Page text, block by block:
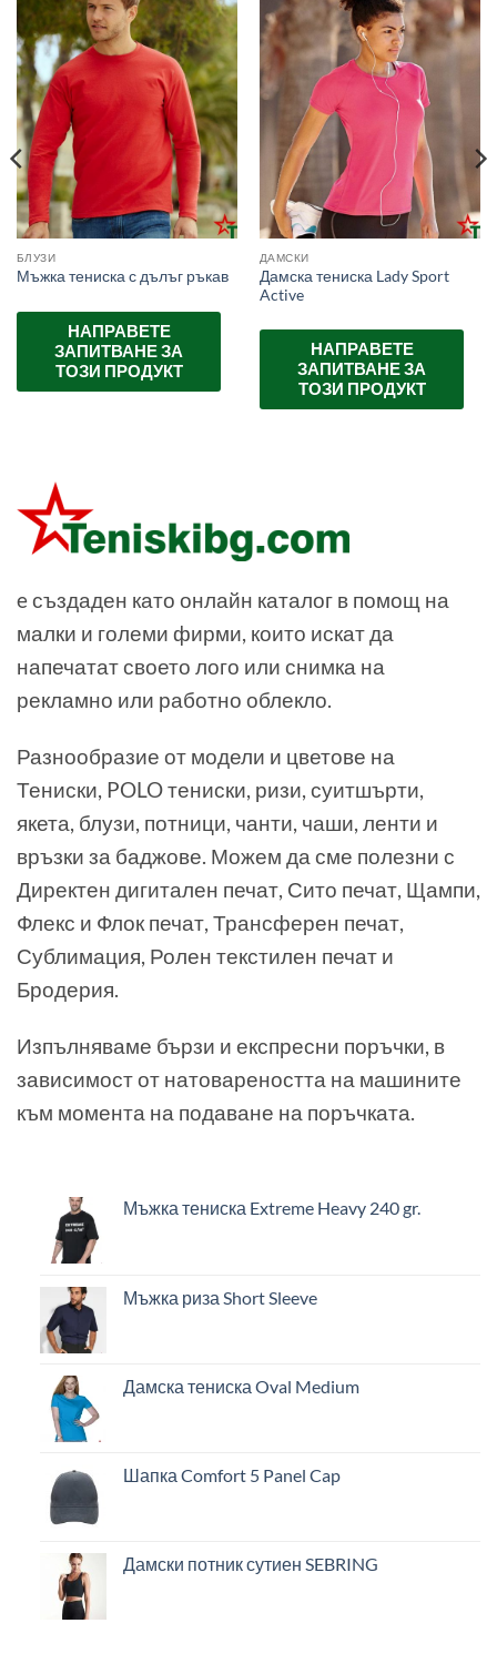
БЛУЗИ
Мъжка тениска с дълъг ръкав
НАПРАВЕТЕ
ЗАПИТВАНЕ ЗА
ТОЗИ ПРОДУКТ
ДАМСКИ
Дамска тениска Lady Sport
Active
НАПРАВЕТЕ
ЗАПИТВАНЕ ЗА
ТОЗИ ПРОДУКТ
e създаден като онлайн каталог в помощ на
малки и големи фирми, които искат да
напечатат своето лого или снимка на
рекламно или работно облекло.
Разнообразие от модели и цветове на
Тениски, POLO тениски, ризи, суитшърти,
якета, блузи, потници, чанти, чаши, ленти и
връзки за баджове. Можем да сме полезни с
Директен дигитален печат, Сито печат, Щампи,
Флекс и Флок печат, Трансферен печат,
Сублимация, Ролен текстилен печат и
Бродерия.
Изпълняваме бързи и експресни поръчки, в
зависимост от натовареността на машините
към момента на подаване на поръчката.
Мъжка тениска Extreme Heavy 240 gr.
Мъжка риза Short Sleeve
Дамска тениска Oval Medium
Шапка Comfort 5 Panel Cap
Дамски потник сутиен SEBRING